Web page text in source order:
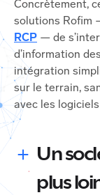
Concrètement,
solutions Rofim
RCP — de
d’information
intégration
sur le terrain,
avec les
Un
plus